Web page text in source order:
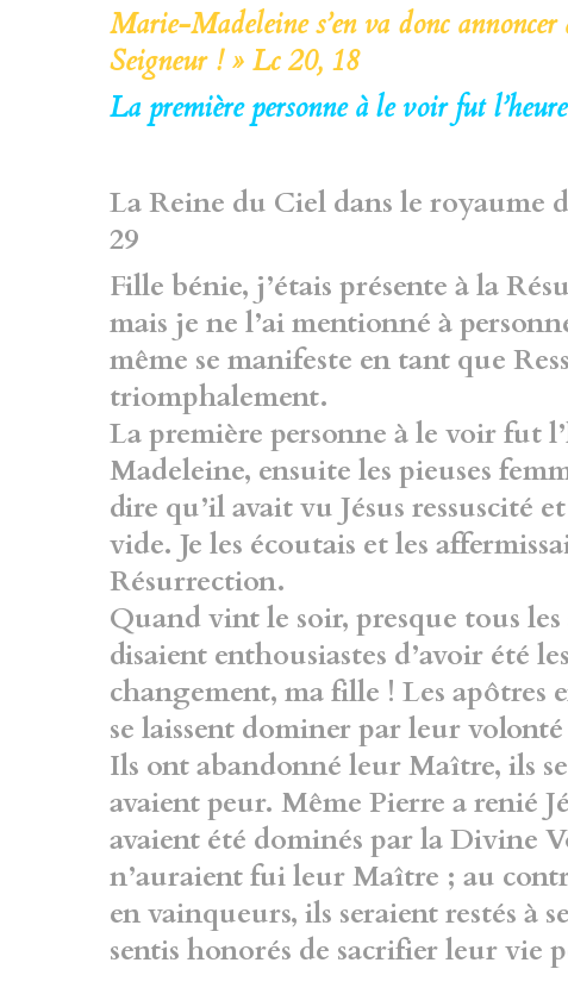
Marie-Madeleine s’en va donc
Seigneur ! » Lc 20, 18
La première personne à le voir fut
La Reine du Ciel dans le royaume
29
Fille bénie, j’étais présente à la
mais je ne l’ai mentionné à
même se manifeste en tant que
triomphalement.
La première personne à le voir fut
Madeleine, ensuite les pieuses
dire qu’il avait vu Jésus ressuscité
vide. Je les écoutais et les
Résurrection.
Quand vint le soir, presque tous les
disaient enthousiastes d’avoir été
changement, ma fille ! Les
se laissent dominer par leur
Ils ont abandonné leur Maître, ils
avaient peur. Même Pierre a renié
avaient été dominés par la Divine
n’auraient fui leur Maître ; au
en vainqueurs, ils seraient restés à
sentis honorés de sacrifier leur vie